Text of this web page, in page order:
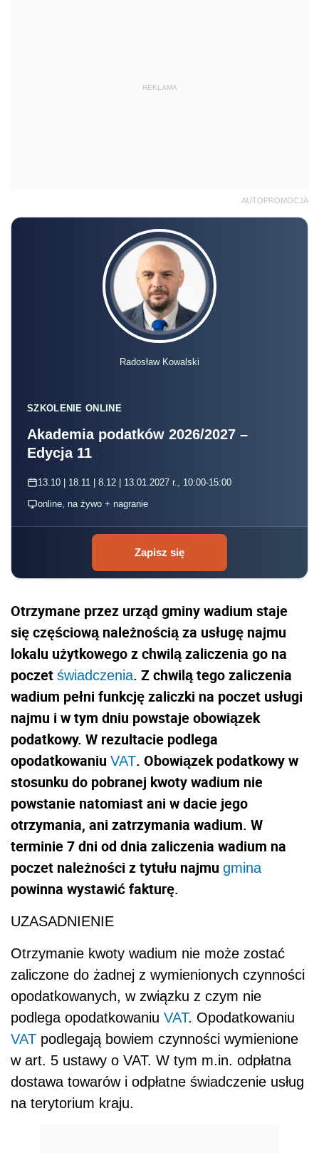
REKLAMA
AUTOPROMOCJA
Radosław Kowalski
SZKOLENIE ONLINE
Akademia podatków 2026/2027 –
Edycja 11
13.10 | 18.11 | 8.12 | 13.01.2027 r., 10:00-15:00
online, na żywo + nagranie
Zapisz się
Otrzymane przez urząd gminy wadium staje
się częściową należnością za usługę najmu
lokalu użytkowego z chwilą zaliczenia go na
poczet świadczenia. Z chwilą tego zaliczenia
wadium pełni funkcję zaliczki na poczet usługi
najmu i w tym dniu powstaje obowiązek
podatkowy. W rezultacie podlega
opodatkowaniu VAT. Obowiązek podatkowy w
stosunku do pobranej kwoty wadium nie
powstanie natomiast ani w dacie jego
otrzymania, ani zatrzymania wadium. W
terminie 7 dni od dnia zaliczenia wadium na
poczet należności z tytułu najmu gmina
powinna wystawić fakturę.
UZASADNIENIE
Otrzymanie kwoty wadium nie może zostać
zaliczone do żadnej z wymienionych czynności
opodatkowanych, w związku z czym nie
podlega opodatkowaniu VAT. Opodatkowaniu
VAT podlegają bowiem czynności wymienione
w art. 5 ustawy o VAT. W tym m.in. odpłatna
dostawa towarów i odpłatne świadczenie usług
na terytorium kraju.